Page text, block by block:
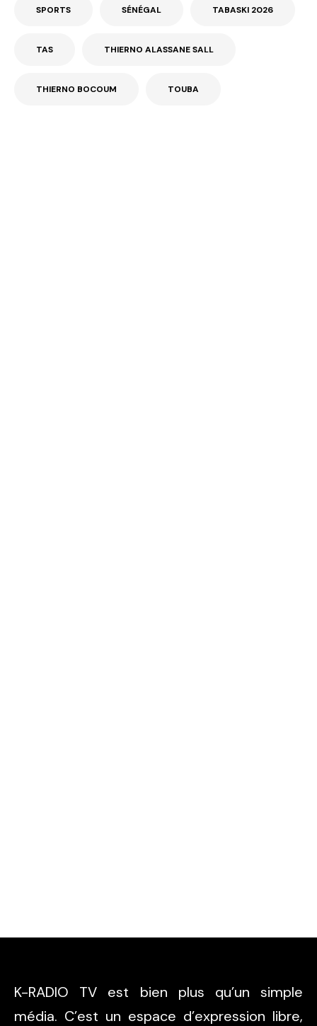
SPORTS SÉNÉGAL TABASKI 2026
TAS THIERNO ALASSANE SALL
THIERNO BOCOUM TOUBA
K-RADIO TV est bien plus qu’un simple
média. C’est un espace d’expression libre,